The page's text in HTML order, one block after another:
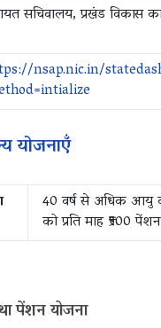
सचिवालय, प्रखंड विकास
nsap.nic.in/
योजनाएँ
40 वर्ष से अधिक आयु
को प्रति माह ₹500
पेंशन योजना